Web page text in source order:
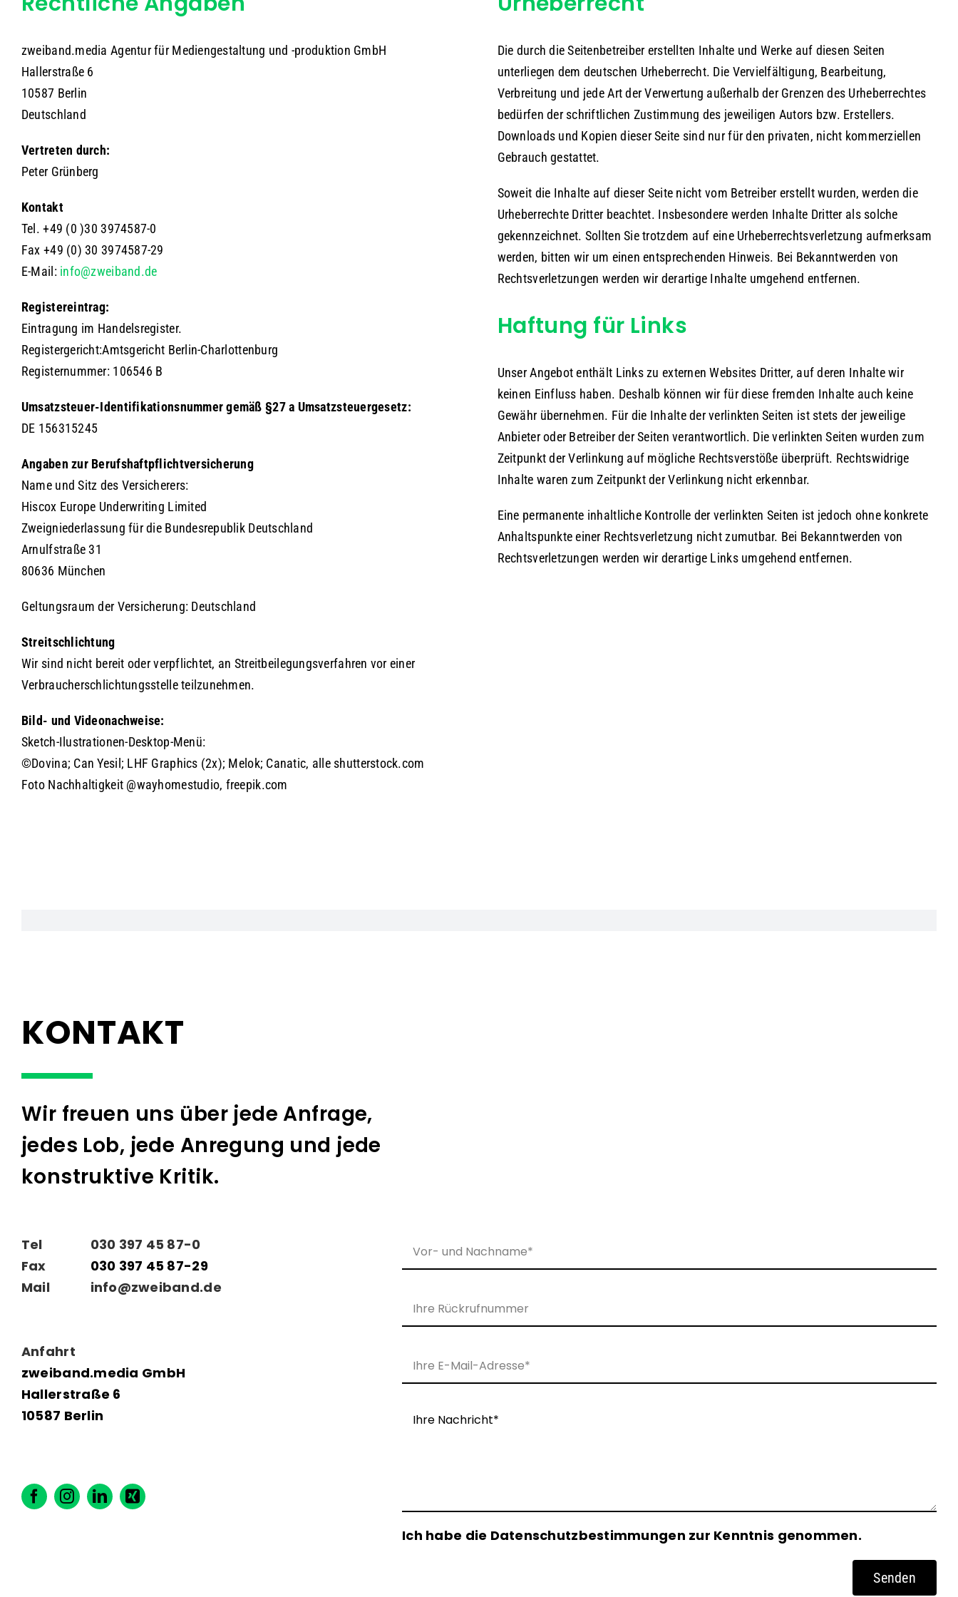
zweiband.media Agentur für Mediengestaltung und -produktion GmbH
Hallerstraße 6
10587 Berlin
Deutschland
Vertreten durch:
Peter Grünberg
Kontakt
Tel. +49 (0 )30 3974587-0
Fax +49 (0) 30 3974587-29
E-Mail: info@zweiband.de
Registereintrag:
Eintragung im Handelsregister.
Registergericht:Amtsgericht Berlin-Charlottenburg
Registernummer: 106546 B
Umsatzsteuer-Identifikationsnummer gemäß §27 a Umsatzsteuergesetz:
DE 156315245
Angaben zur Berufshaftpflichtversicherung
Name und Sitz des Versicherers:
Hiscox Europe Underwriting Limited
Zweigniederlassung für die Bundesrepublik Deutschland
Arnulfstraße 31
80636 München
Geltungsraum der Versicherung: Deutschland
Streitschlichtung
Wir sind nicht bereit oder verpflichtet, an Streitbeilegungsverfahren vor einer
Verbraucherschlichtungsstelle teilzunehmen.
Bild- und Videonachweise:
Sketch-Ilustrationen-Desktop-Menü:
©Dovina; Can Yesil; LHF Graphics (2x); Melok; Canatic, alle shutterstock.com
Foto Nachhaltigkeit @wayhomestudio, freepik.com
Die durch die Seitenbetreiber erstellten Inhalte und Werke auf diesen Seiten
unterliegen dem deutschen Urheberrecht. Die Vervielfältigung, Bearbeitung,
Verbreitung und jede Art der Verwertung außerhalb der Grenzen des Urheberrechtes
bedürfen der schriftlichen Zustimmung des jeweiligen Autors bzw. Erstellers.
Downloads und Kopien dieser Seite sind nur für den privaten, nicht kommerziellen
Gebrauch gestattet.
Soweit die Inhalte auf dieser Seite nicht vom Betreiber erstellt wurden, werden die
Urheberrechte Dritter beachtet. Insbesondere werden Inhalte Dritter als solche
gekennzeichnet. Sollten Sie trotzdem auf eine Urheberrechtsverletzung aufmerksam
werden, bitten wir um einen entsprechenden Hinweis. Bei Bekanntwerden von
Rechtsverletzungen werden wir derartige Inhalte umgehend entfernen.
Haftung für Links
Unser Angebot enthält Links zu externen Websites Dritter, auf deren Inhalte wir
keinen Einfluss haben. Deshalb können wir für diese fremden Inhalte auch keine
Gewähr übernehmen. Für die Inhalte der verlinkten Seiten ist stets der jeweilige
Anbieter oder Betreiber der Seiten verantwortlich. Die verlinkten Seiten wurden zum
Zeitpunkt der Verlinkung auf mögliche Rechtsverstöße überprüft. Rechtswidrige
Inhalte waren zum Zeitpunkt der Verlinkung nicht erkennbar.
Eine permanente inhaltliche Kontrolle der verlinkten Seiten ist jedoch ohne konkrete
Anhaltspunkte einer Rechtsverletzung nicht zumutbar. Bei Bekanntwerden von
Rechtsverletzungen werden wir derartige Links umgehend entfernen.
KONTAKT
Wir freuen uns über jede Anfrage,
jedes Lob, jede Anregung und jede
konstruktive Kritik.
Tel
Fax
Mail
030 397 45 87-0
030 397 45 87-29
info@zweiband.de
Anfahrt
zweiband.media GmbH
Hallerstraße 6
10587 Berlin
Ich habe die Datenschutzbestimmungen zur Kenntnis genommen.